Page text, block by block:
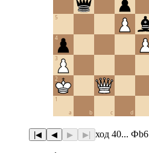
a b c d
1
2
3
4
5
|◀ ◀ ▶ ▶| ход 40... Фb6